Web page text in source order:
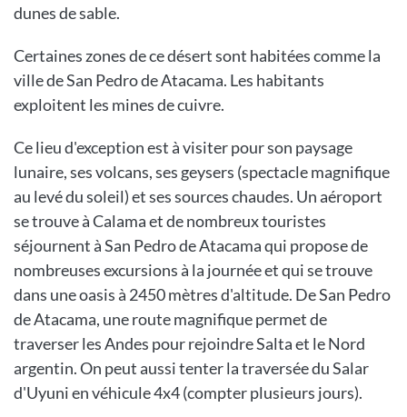
dunes de sable.
Certaines zones de ce désert sont habitées comme la
ville de San Pedro de Atacama. Les habitants
exploitent les mines de cuivre.
Ce lieu d'exception est à visiter pour son paysage
lunaire, ses volcans, ses geysers (spectacle magnifique
au levé du soleil) et ses sources chaudes. Un aéroport
se trouve à Calama et de nombreux touristes
séjournent à San Pedro de Atacama qui propose de
nombreuses excursions à la journée et qui se trouve
dans une oasis à 2450 mètres d'altitude. De San Pedro
de Atacama, une route magnifique permet de
traverser les Andes pour rejoindre Salta et le Nord
argentin. On peut aussi tenter la traversée du Salar
d'Uyuni en véhicule 4x4 (compter plusieurs jours).